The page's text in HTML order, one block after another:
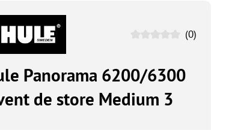
(0)
Panorama 6200/6300
de store Medium 3